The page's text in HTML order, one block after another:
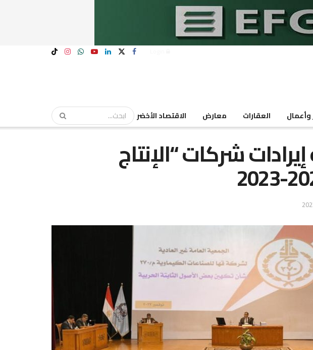
وأعمال العقارات معارض الاقتصاد الأخضر
إيرادات شركات “الإنتاج